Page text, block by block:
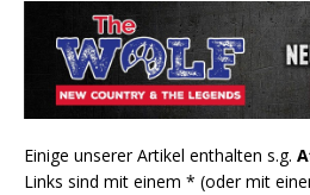
Einige unserer Artikel enthalten s.g.
Links sind mit einem * (oder mit